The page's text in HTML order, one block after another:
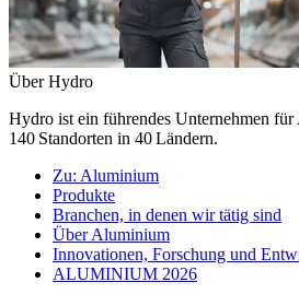
Über Hydro
Hydro ist ein führendes Unternehmen
140 Standorten in 40 Ländern.
Zu: Aluminium
Produkte
Branchen, in denen wir tätig sind
Über Aluminium
Innovationen, Forschung und
ALUMINIUM 2026